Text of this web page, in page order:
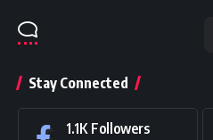
Stay Connected
1.1K Followers